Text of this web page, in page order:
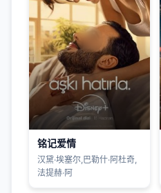
铭记爱情
汉黛·埃塞尔,巴勒什·阿杜奇,
法提赫·阿